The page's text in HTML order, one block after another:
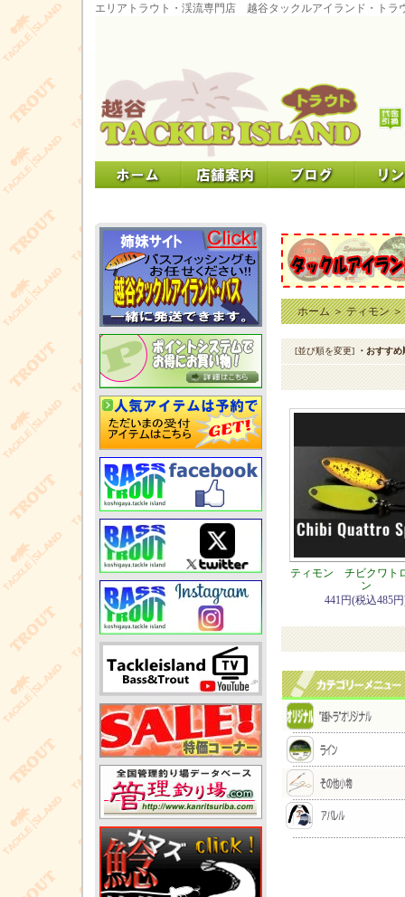
エリアトラウト・渓流専門店 越谷タックルアイランド・トラ
ホーム＞ティモン＞
[並び順を変更] ・おすすめ
ティモン チビクワト
ン
441円(税込485